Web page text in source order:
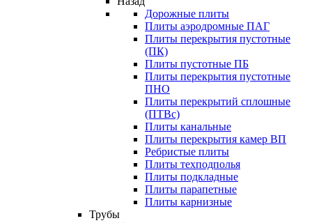
Дорожные плиты
Плиты аэродромные ПАГ
Плиты перекрытия пустотные
(ПК)
Плиты пустотные ПБ
Плиты перекрытия пустотные
ПНО
Плиты перекрытий сплошные
(ПТВс)
Плиты канальные
Плиты перекрытия камер ВП
Ребристые плиты
Плиты техподполья
Плиты подкладные
Плиты парапетные
Плиты карнизные
Трубы